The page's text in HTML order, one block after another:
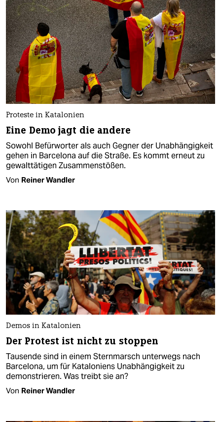
Proteste in Katalonien
Eine Demo jagt die andere
Sowohl Befürworter als auch Gegner der Unabhängigkeit
gehen in Barcelona auf die Straße. Es kommt erneut zu
gewalttätigen Zusammenstößen.
Von Reiner Wandler
Demos in Katalonien
Der Protest ist nicht zu stoppen
Tausende sind in einem Sternmarsch unterwegs nach
Barcelona, um für Kataloniens Unabhängigkeit zu
demonstrieren. Was treibt sie an?
Von Reiner Wandler